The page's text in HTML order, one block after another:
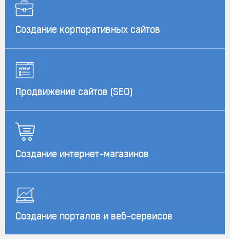
Создание корпоративных сайтов
Продвижение сайтов (SEO)
Создание интернет-магазинов
Создание порталов и веб-сервисов